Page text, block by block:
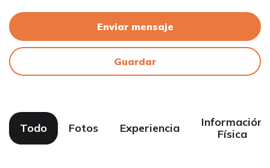
Enviar mensaje
Guardar
Todo Fotos Experiencia
Información
Física